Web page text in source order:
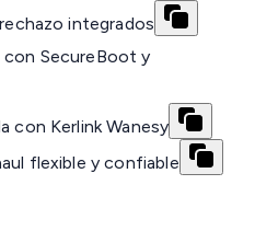
integrados
con SecureBoot y
con Kerlink Wanesy
flexible y confiable